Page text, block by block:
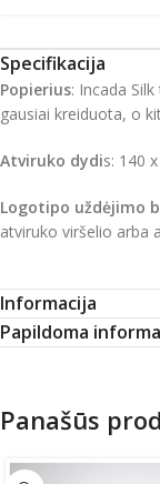
Specifikacija
Popierius: Incada
gausiai kreiduota, o
Atviruko dydis: 140
Logotipo uždėjimo
atviruko viršelio arba
Informacija
Papildoma
Panašūs